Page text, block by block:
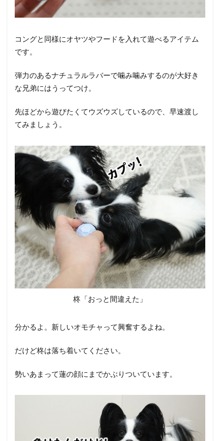
コングと同様にオヤツやフードを入れて遊べるアイテム
です。
弾力のあるナチュラルラバーで噛み噛みするのが大好き
な兄弟にはうってつけ。
先ほどから遊びたくてウズウズしているので、早速渡し
てみましょう。
柊「おっと間違えた」
分かるよ。新しいオモチャって興奮するよね。
だけど柊は落ち着いてください。
勢いあまって蓮の顔にまでかぶりついています。